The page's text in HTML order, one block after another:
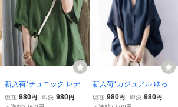
新入荷*チュニック レディ
ース 無地 Tシャツ Vネッ
ク 大きいサイズ 着痩せ
現在 980円 即決 980円
新入荷*カジュアル ゆった
り 半袖シャツ レディース
夏 シフォン オフィス 涼
現在 980円 即決 980円